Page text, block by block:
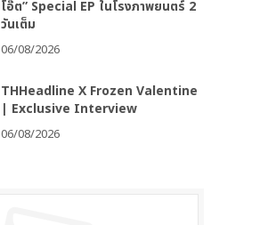
โอ๊ต” Special EP ในโรงภาพยนตร์ 2
วันเต็ม
06/08/2026
THHeadline X Frozen Valentine
| Exclusive Interview
06/08/2026